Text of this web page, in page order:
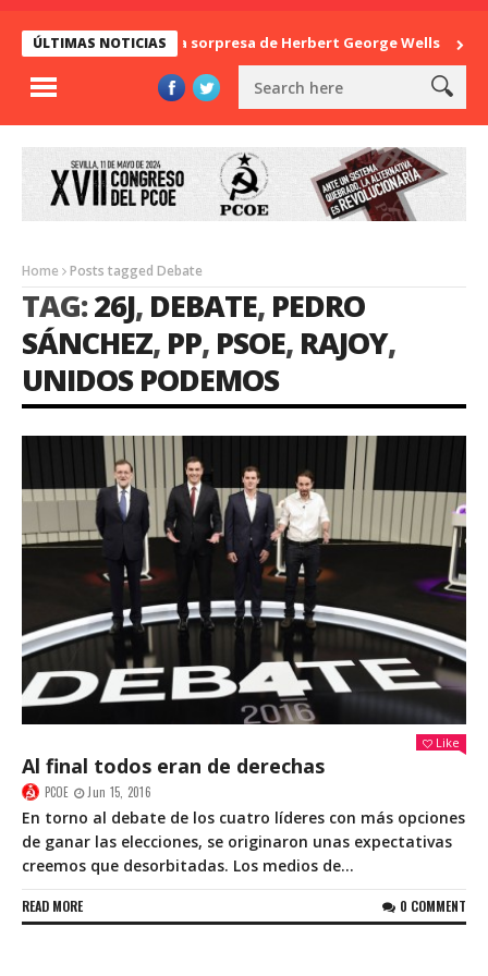
ÚLTIMAS NOTICIASLa sorpresa de Herbert George Wells
Home Posts tagged Debate
TAG:26J, DEBATE, PEDRO
SÁNCHEZ, PP, PSOE, RAJOY,
UNIDOS PODEMOS
Like
Al final todos eran de derechas
PCOE Jun 15, 2016
En torno al debate de los cuatro líderes con más opciones
de ganar las elecciones, se originaron unas expectativas
creemos que desorbitadas. Los medios de...
READ MORE 0 COMMENT